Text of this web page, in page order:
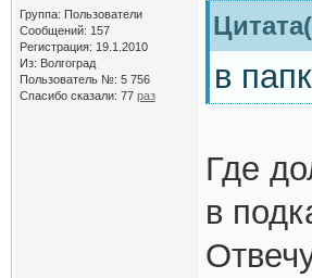
Группа: Пользователи
Сообщений: 157
Регистрация: 19.1.2010
Из: Волгоград
Пользователь №: 5 756
Спасибо сказали: 77 раз в
Где
в